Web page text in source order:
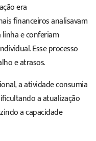
era
financeiros analisavam
e conferiam
Esse processo
e atrasos.
a atividade consumia
a atualização
a capacidade